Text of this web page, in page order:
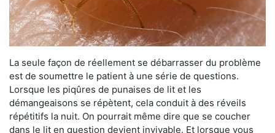
La seule façon de réellement se débarrasser du problème
est de soumettre le patient à une série de questions.
Lorsque les piqûres de punaises de lit et les
démangeaisons se répètent, cela conduit à des réveils
répétitifs la nuit. On pourrait même dire que se coucher
dans le lit en question devient invivable. Et lorsque vous